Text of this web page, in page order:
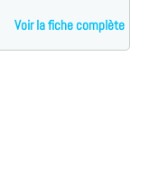
Voir la fiche complète